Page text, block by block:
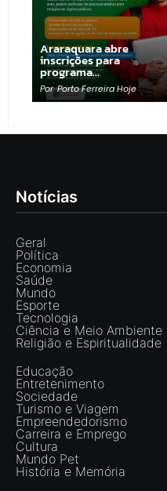
Araraquara abre
inscrições para
programa…
Por Porto Ferreira Hoje
Notícias
Geral
Política
Economia
Saúde
Mundo
Esporte
Tecnologia
Ciência e Meio Ambiente
Religião e Espiritualidade
Educação
Entretenimento
Sociedade
Turismo e Viagem
Empreendedorismo
Carreira e Emprego
Cultura
Mundo Pet
História e Memória